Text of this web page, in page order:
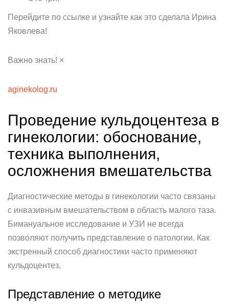
Перейдите по ссылке и узнайте как это сделала Ирина
Яковлева!
Важно знать! ×
aginekolog.ru
Проведение кульдоцентеза в
гинекологии: обоснование,
техника выполнения,
осложнения вмешательства
Диагностические методы в гинекологии часто связаны
с инвазивным вмешательством в область малого таза.
Бимануальное исследование и УЗИ не всегда
позволяют получить представление о патологии. Как
экстренный способ диагностики часто применяют
кульдоцентез.
Представление о методике